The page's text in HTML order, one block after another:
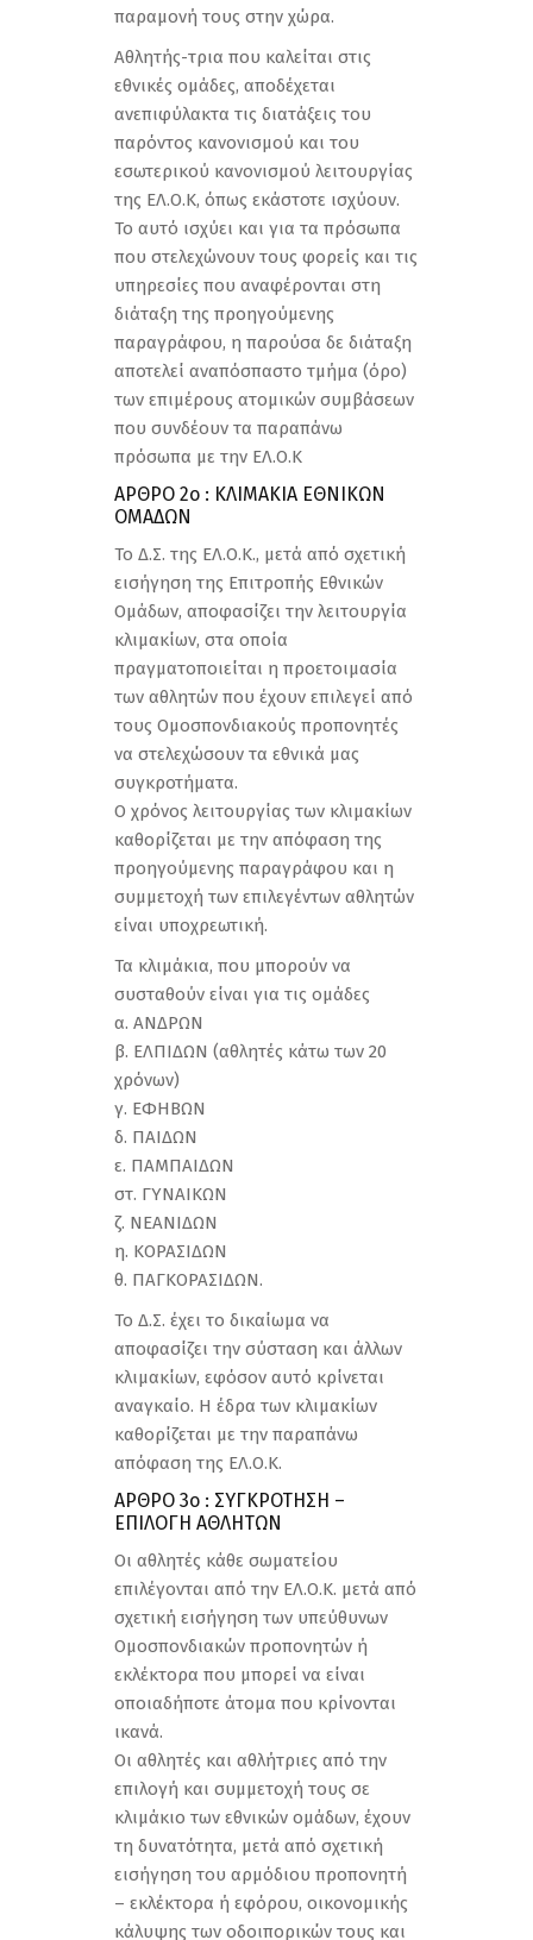
παραμονή τους στην χώρα.
Αθλητής-τρια που καλείται στις
εθνικές οµάδες, αποδέχεται
ανεπιφύλακτα τις διατάξεις του
παρόντος κανονισµού και του
εσωτερικού κανονισµού λειτουργίας
της ΕΛ.Ο.Κ, όπως εκάστοτε ισχύουν.
Το αυτό ισχύει και για τα πρόσωπα
που στελεχώνουν τους φορείς και τις
υπηρεσίες που αναφέρονται στη
διάταξη της προηγούµενης
παραγράφου, η παρούσα δε διάταξη
αποτελεί αναπόσπαστο τµήµα (όρο)
των επιµέρους ατοµικών συµβάσεων
που συνδέουν τα παραπάνω
πρόσωπα µε την ΕΛ.Ο.Κ
ΑΡΘΡΟ 2ο : ΚΛΙΜΑΚΙΑ ΕΘΝΙΚΩΝ
ΟΜΑΔΩΝ
Το Δ.Σ. της ΕΛ.Ο.Κ., μετά από σχετική
εισήγηση της Επιτροπής Εθνικών
Ομάδων, αποφασίζει την λειτουργία
κλιμακίων, στα οποία
πραγματοποιείται η προετοιμασία
των αθλητών που έχουν επιλεγεί από
τους Ομοσπονδιακούς προπονητές
να στελεχώσουν τα εθνικά μας
συγκροτήματα.
Ο χρόνος λειτουργίας των κλιμακίων
καθορίζεται με την απόφαση της
προηγούμενης παραγράφου και η
συμμετοχή των επιλεγέντων αθλητών
είναι υποχρεωτική.
Τα κλιμάκια, που μπορούν να
συσταθούν είναι για τις ομάδες
α. ΑΝΔΡΩΝ
β. ΕΛΠΙΔΩΝ (αθλητές κάτω των 20
χρόνων)
γ. ΕΦΗΒΩΝ
δ. ΠΑΙΔΩΝ
ε. ΠΑΜΠΑΙΔΩΝ
στ. ΓΥΝΑΙΚΩΝ
ζ. ΝΕΑΝΙΔΩΝ
η. ΚΟΡΑΣΙΔΩΝ
θ. ΠΑΓΚΟΡΑΣΙΔΩΝ.
Το Δ.Σ. έχει το δικαίωμα να
αποφασίζει την σύσταση και άλλων
κλιμακίων, εφόσον αυτό κρίνεται
αναγκαίο. Η έδρα των κλιμακίων
καθορίζεται με την παραπάνω
απόφαση της ΕΛ.Ο.Κ.
ΑΡΘΡΟ 3ο : ΣΥΓΚΡΟΤΗΣΗ –
ΕΠΙΛΟΓΗ ΑΘΛΗΤΩΝ
Οι αθλητές κάθε σωματείου
επιλέγονται από την ΕΛ.Ο.Κ. μετά από
σχετική εισήγηση των υπεύθυνων
Ομοσπονδιακών προπονητών ή
εκλέκτορα που μπορεί να είναι
οποιαδήποτε άτομα που κρίνονται
ικανά.
Οι αθλητές και αθλήτριες από την
επιλογή και συμμετοχή τους σε
κλιμάκιο των εθνικών ομάδων, έχουν
τη δυνατότητα, μετά από σχετική
εισήγηση του αρμόδιου προπονητή
– εκλέκτορα ή εφόρου, οικονομικής
κάλυψης των οδοιπορικών τους και